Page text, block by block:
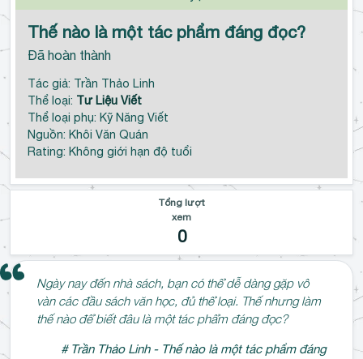
Thế nào là một tác phẩm đáng đọc?
Đã hoàn thành
Tác giả: Trần Thảo Linh
Thể loại: Tư Liệu Viết
Thể loại phụ: Kỹ Năng Viết
Nguồn: Khôi Văn Quán
Rating: Không giới hạn độ tuổi
Tổng lượt
xem
0
Ngày nay đến nhà sách, bạn có thể dễ dàng gặp vô
vàn các đầu sách văn học, đủ thể loại. Thế nhưng làm
thế nào để biết đâu là một tác phẩm đáng đọc?
# Trần Thảo Linh - Thế nào là một tác phẩm đáng